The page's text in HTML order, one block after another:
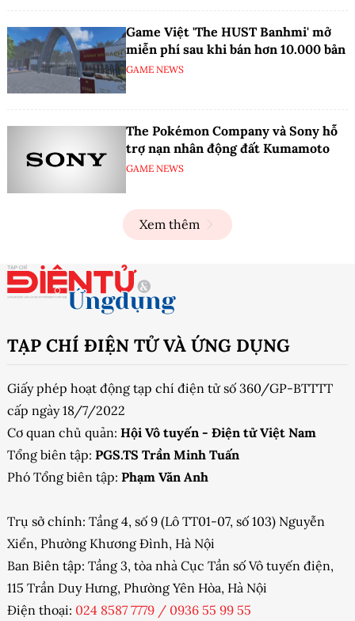
Game Việt 'The HUST Banhmi' mở
miễn phí sau khi bán hơn 10.000 bản
GAME NEWS
The Pokémon Company và Sony hỗ
trợ nạn nhân động đất Kumamoto
GAME NEWS
Xem thêm
TẠP CHÍ ĐIỆN TỬ VÀ ỨNG DỤNG
Giấy phép hoạt động tạp chí điện tử số 360/GP-BTTTT
cấp ngày 18/7/2022
Cơ quan chủ quản: Hội Vô tuyến - Điện tử Việt Nam
Tổng biên tập: PGS.TS Trần Minh Tuấn
Phó Tổng biên tập: Phạm Văn Anh
Trụ sở chính: Tầng 4, số 9 (Lô TT01-07, số 103) Nguyễn
Xiển, Phường Khương Đình, Hà Nội
Ban Biên tập: Tầng 3, tòa nhà Cục Tần số Vô tuyến điện,
115 Trần Duy Hưng, Phường Yên Hòa, Hà Nội
Điện thoại: 024 8587 7779 / 0936 55 99 55